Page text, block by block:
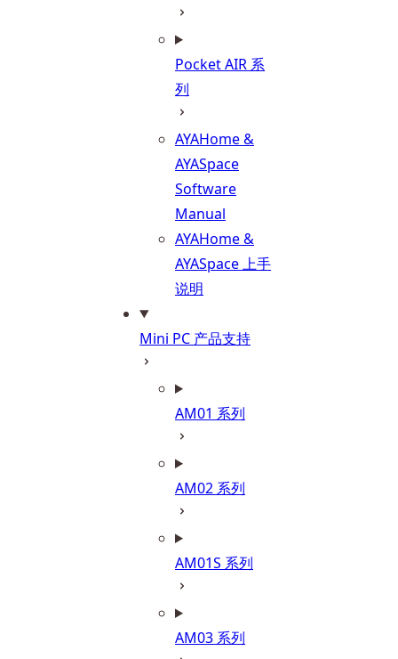
Pocket AIR 系
列
AYAHome &
AYASpace
Software
Manual
AYAHome &
AYASpace 上手
说明
Mini PC 产品支持
AM01 系列
AM02 系列
AM01S 系列
AM03 系列